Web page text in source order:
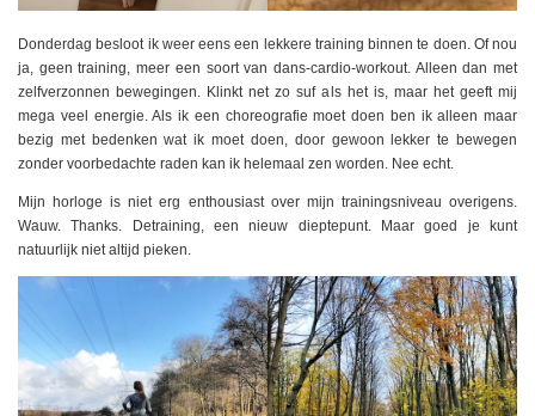
Donderdag besloot ik weer eens een lekkere training binnen te doen. Of nou
ja, geen training, meer een soort van dans-cardio-workout. Alleen dan met
zelfverzonnen bewegingen. Klinkt net zo suf als het is, maar het geeft mij
mega veel energie. Als ik een choreografie moet doen ben ik alleen maar
bezig met bedenken wat ik moet doen, door gewoon lekker te bewegen
zonder voorbedachte raden kan ik helemaal zen worden. Nee echt.
Mijn horloge is niet erg enthousiast over mijn trainingsniveau overigens.
Wauw. Thanks. Detraining, een nieuw dieptepunt. Maar goed je kunt
natuurlijk niet altijd pieken.